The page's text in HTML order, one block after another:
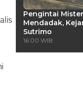
Pengintai
Mendadak,
Sutrimo
16:00 WIB